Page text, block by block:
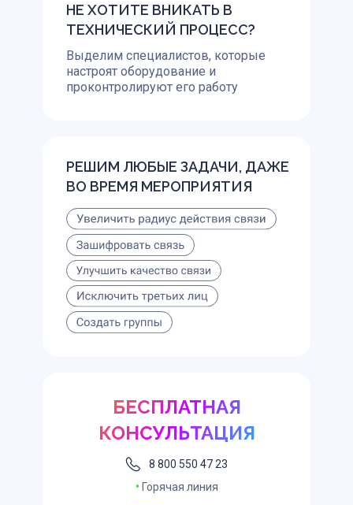
БЕСПЛАТНАЯ
КОНСУЛЬТАЦИЯ
• Горячая линия
8 800 550 47 23
НЕ ХОТИТЕ ВНИКАТЬ В
ТЕХНИЧЕСКИЙ ПРОЦЕСС?
Выделим специалистов, которые
настроят оборудование и
проконтролируют его работу
РЕШИМ ЛЮБЫЕ ЗАДАЧИ, ДАЖЕ
ВО ВРЕМЯ МЕРОПРИЯТИЯ